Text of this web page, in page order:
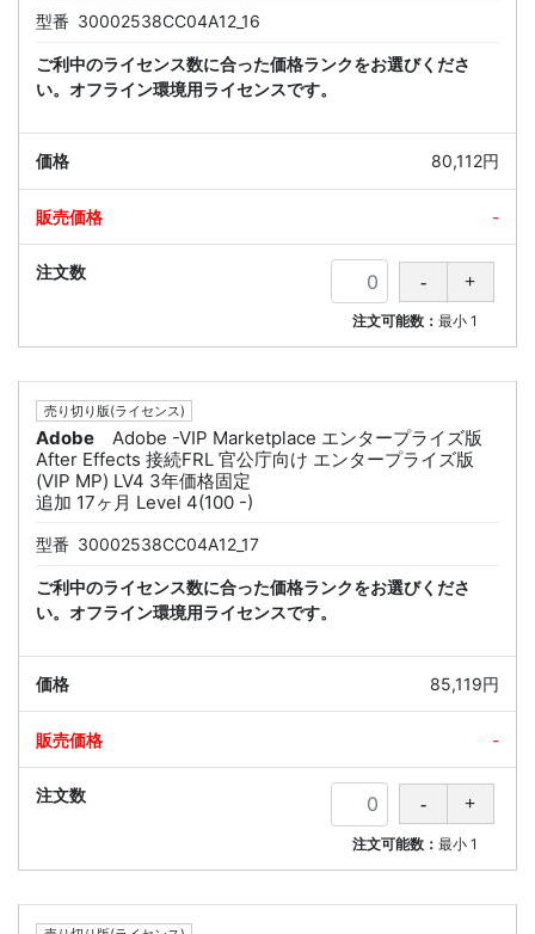
型番 30002538CC04A12_16
ご利中のライセンス数に合った価格ランクをお選びくださ
い。オフライン環境用ライセンスです。
80,112円
-
注文可能数：最小 1
売り切り版(ライセンス)
Adobe
Adobe -VIP Marketplace エンタープライズ版
After Effects 接続FRL 官公庁向け エンタープライズ版
(VIP MP) LV4 3年価格固定
追加 17ヶ月 Level 4(100 -)
型番 30002538CC04A12_17
ご利中のライセンス数に合った価格ランクをお選びくださ
い。オフライン環境用ライセンスです。
85,119円
-
注文可能数：最小 1